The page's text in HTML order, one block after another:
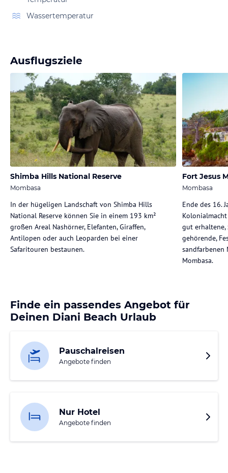
Wassertemperatur
Ausflugsziele
Shimba Hills National Reserve
Mombasa
In der hügeligen Landschaft von Shimba Hills
National Reserve können Sie in einem 193 km²
großen Areal Nashörner, Elefanten, Giraffen,
Antilopen oder auch Leoparden bei einer
Safaritouren bestaunen.
Fort Jesus
Mombasa
Ende des 16.
gut erhaltene,
gehörende,
sandfarbenen
Mombasa.
Finde ein passendes Angebot für
Deinen Diani Beach Urlaub
Pauschalreisen
Angebote finden
Nur Hotel
Angebote finden